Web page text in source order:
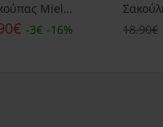
Σακούλες σκούπας Miele FJM Hyclean 3D 9917710
-3€ -16%
18.90€